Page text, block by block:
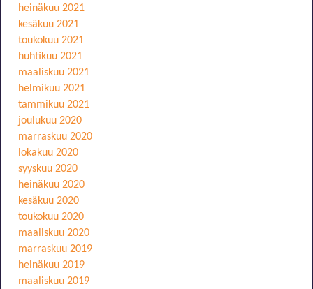
heinäkuu 2021
kesäkuu 2021
toukokuu 2021
huhtikuu 2021
maaliskuu 2021
helmikuu 2021
tammikuu 2021
joulukuu 2020
marraskuu 2020
lokakuu 2020
syyskuu 2020
heinäkuu 2020
kesäkuu 2020
toukokuu 2020
maaliskuu 2020
marraskuu 2019
heinäkuu 2019
maaliskuu 2019